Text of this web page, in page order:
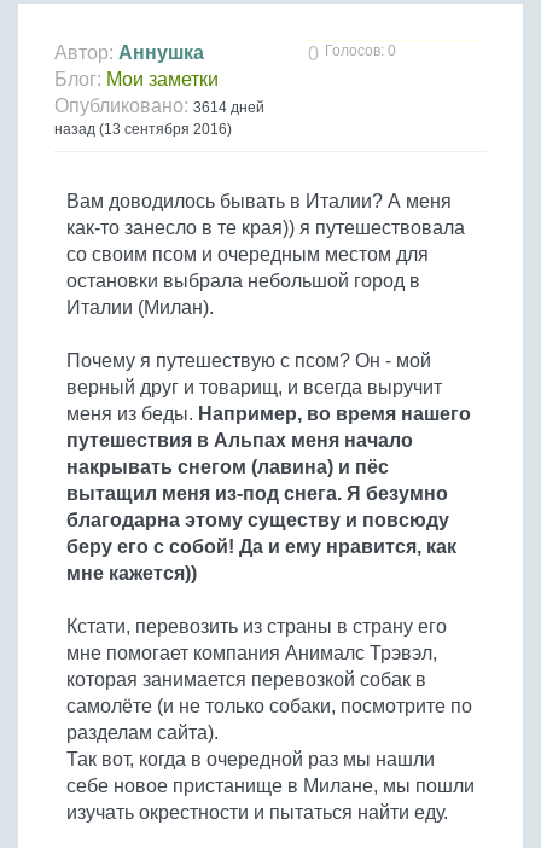
Супы-пюре
Молочные супы
Сладкие супы
Запеченное мясо
Тушеное мясо
Из мясного фарша
Из мясопродуктов
Отварная и паровая
Запеченная рыба
Морепродукты
Суши и роллы
Вся птица
Жареная птица
Отварная птица
Тушеная птица
Из фарша птицы
Из субпродуктов птицы
Овощи
Все овощи
Жареные овощи
Тушеные овощи
Запеченные овощи
Выпечка
Торты и пирожные
Пироги и пирожки
Кексы и маффины
Печенье и булочки
Пиццы
Кремы
Все соусы
Соусы к рыбе
Соусы к овощам
Другие соусы
Напитки
Все напитки
Алкогольные напитки
Заготовки
Все заготовки
Овощи
Грибы
Другие заготовки
Десерты
Конфеты и сладости
Десерты
Ещё...
Молочные продукты
Пельмени, вареники
Макароны
Грибы
Бобовые
Крупы
Автор: Аннушка
Блог: Мои заметки
Опубликовано: 3614 дней
назад (13 сентября 2016)
0 Голосов: 0
Вам доводилось бывать в Италии? А меня
как-то занесло в те края)) я путешествовала
со своим псом и очередным местом для
остановки выбрала небольшой город в
Италии (Милан).
Почему я путешествую с псом? Он - мой
верный друг и товарищ, и всегда выручит
меня из беды. Например, во время нашего
путешествия в Альпах меня начало
накрывать снегом (лавина) и пёс
вытащил меня из-под снега. Я безумно
благодарна этому существу и повсюду
беру его с собой! Да и ему нравится, как
мне кажется))
Кстати, перевозить из страны в страну его
мне помогает компания Анималс Трэвэл,
которая занимается перевозкой собак в
самолёте (и не только собаки, посмотрите по
разделам сайта).
Так вот, когда в очередной раз мы нашли
себе новое пристанище в Милане, мы пошли
изучать окрестности и пытаться найти еду.